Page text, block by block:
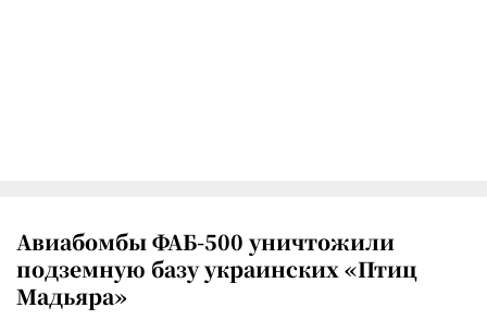
Авиабомбы ФАБ-500 уничтожили
подземную базу украинских «Птиц
Мадьяра»